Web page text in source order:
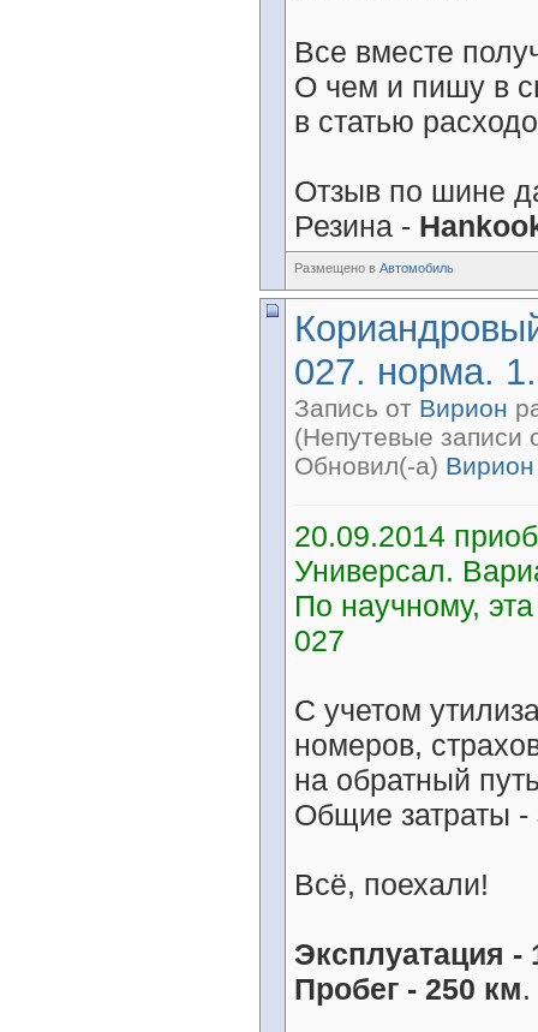
Все вместе
О чем и пишу в
в статью
Отзыв по шине
Резина -
Размещено в Автомобиль
027. норма.
Запись от Вирион
(Непутевые записи
Обновил(-а) Вирион
20.09.2014
Универсал.
По научному,
027
С учетом
номеров,
на обратный
Общие затраты -
Всё, поехали!
Эксплуатация -
Пробег - 250 км.